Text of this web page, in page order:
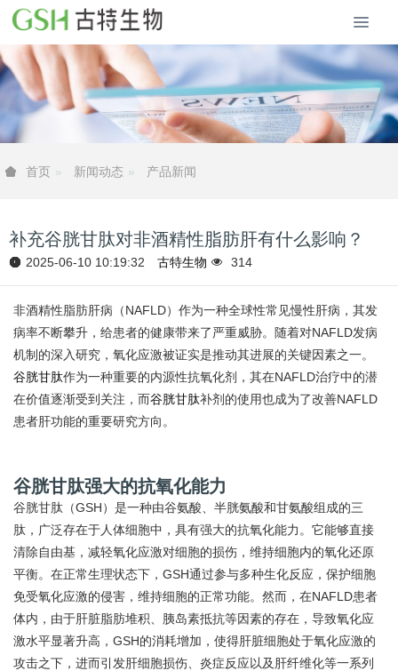
首页 新闻动态 产品新闻
补充谷胱甘肽对非酒精性脂肪肝有什么影响？
2025-06-10 10:19:32 古特生物 314
非酒精性脂肪肝病（NAFLD）作为一种全球性常见慢性肝病，其发
病率不断攀升，给患者的健康带来了严重威胁。随着对NAFLD发病
机制的深入研究，氧化应激被证实是推动其进展的关键因素之一。
谷胱甘肽作为一种重要的内源性抗氧化剂，其在NAFLD治疗中的潜
在价值逐渐受到关注，而谷胱甘肽补剂的使用也成为了改善NAFLD
患者肝功能的重要研究方向。
谷胱甘肽强大的抗氧化能力
谷胱甘肽（GSH）是一种由谷氨酸、半胱氨酸和甘氨酸组成的三
肽，广泛存在于人体细胞中，具有强大的抗氧化能力。它能够直接
清除自由基，减轻氧化应激对细胞的损伤，维持细胞内的氧化还原
平衡。在正常生理状态下，GSH通过参与多种生化反应，保护细胞
免受氧化应激的侵害，维持细胞的正常功能。然而，在NAFLD患者
体内，由于肝脏脂肪堆积、胰岛素抵抗等因素的存在，导致氧化应
激水平显著升高，GSH的消耗增加，使得肝脏细胞处于氧化应激的
攻击之下，进而引发肝细胞损伤、炎症反应以及肝纤维化等一系列